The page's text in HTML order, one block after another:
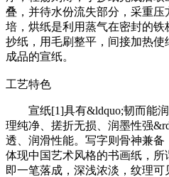
叠，并待水份流失部分，采重
培，烘纸是利用蒸气在密封的
抄纸，用毛刷整平，间接加热
成品的宣纸。
工艺特色
宣纸[1]具有&ldquo;韧而能润
理纯净、搓折无损、润墨性强
透、润滑性能。写字则骨神兼
体现中国艺术风格的书画纸，所
即一笔落成，深浅浓淡，纹理